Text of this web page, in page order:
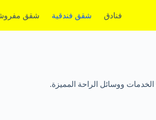
فنادق شقق فندقية شقق
ووسائل الراحة المميزة.